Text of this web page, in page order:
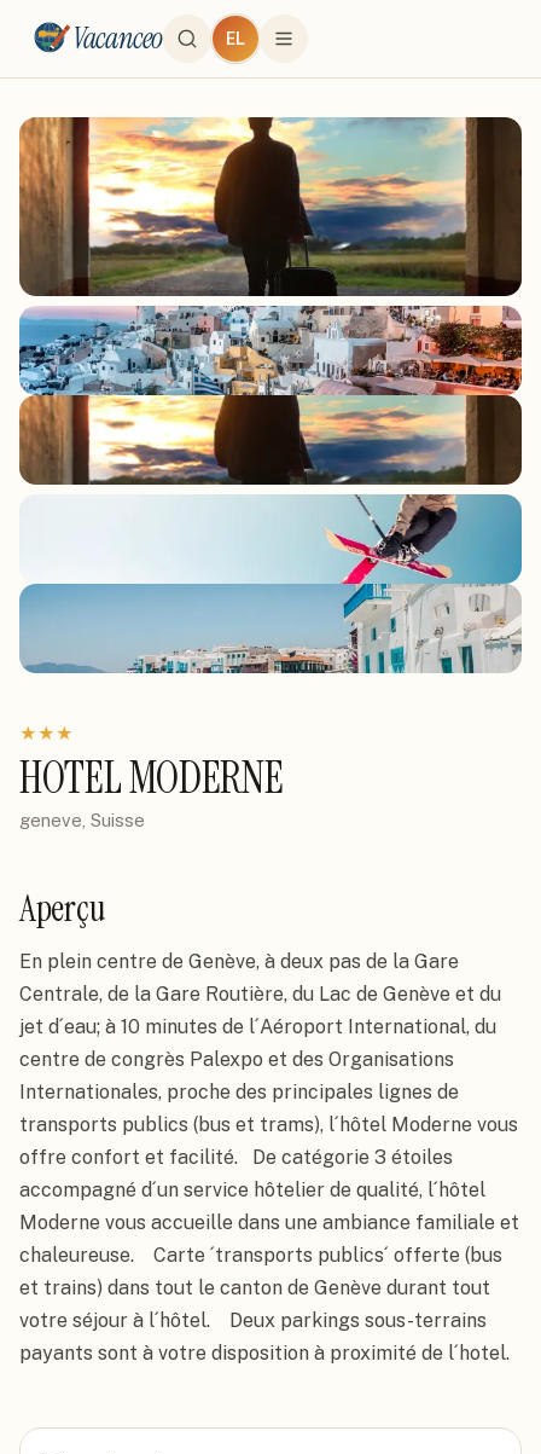
Vacanceo EL
★★★
HOTEL MODERNE
geneve, Suisse
Aperçu
En plein centre de Genève, à deux pas de la Gare
Centrale, de la Gare Routière, du Lac de Genève et du
jet d´eau; à 10 minutes de l´Aéroport International, du
centre de congrès Palexpo et des Organisations
Internationales, proche des principales lignes de
transports publics (bus et trams), l´hôtel Moderne vous
offre confort et facilité.   De catégorie 3 étoiles
accompagné d´un service hôtelier de qualité, l´hôtel
Moderne vous accueille dans une ambiance familiale et
chaleureuse.    Carte ´transports publics´ offerte (bus
et trains) dans tout le canton de Genève durant tout
votre séjour à l´hôtel.    Deux parkings sous-terrains
payants sont à votre disposition à proximité de l´hotel.